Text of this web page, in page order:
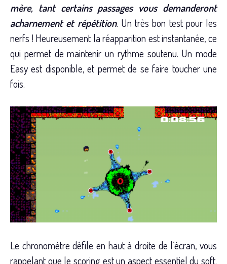
mère, tant certains passages vous demanderont
acharnement et répétition. Un très bon test pour les
nerfs ! Heureusement la réapparition est instantanée, ce
qui permet de maintenir un rythme soutenu. Un mode
Easy est disponible, et permet de se faire toucher une
fois.
Le chronomètre défile en haut à droite de l’écran, vous
rappelant que le scoring est un aspect essentiel du soft.